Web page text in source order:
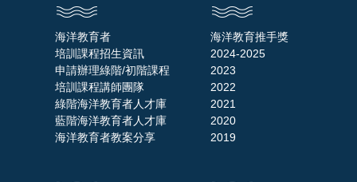
海洋教育者
培訓課程招生資訊
申請辦理綠階/初階課程
培訓課程講師團隊
綠階海洋教育者人才庫
藍階海洋教育者人才庫
海洋教育者教案分享
海洋教育推手獎
2024-2025
2023
2022
2021
2020
2019